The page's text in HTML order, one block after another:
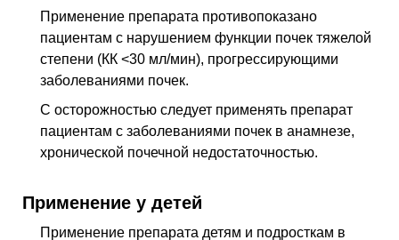
Применение препарата противопоказано
пациентам с нарушением функции почек тяжелой
степени (КК <30 мл/мин), прогрессирующими
заболеваниями почек.
С осторожностью следует применять препарат
пациентам с заболеваниями почек в анамнезе,
хронической почечной недостаточностью.
Применение у детей
Применение препарата детям и подросткам в